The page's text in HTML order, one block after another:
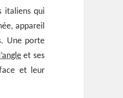
italiens qui
appareil
Une porte
et ses
et leur